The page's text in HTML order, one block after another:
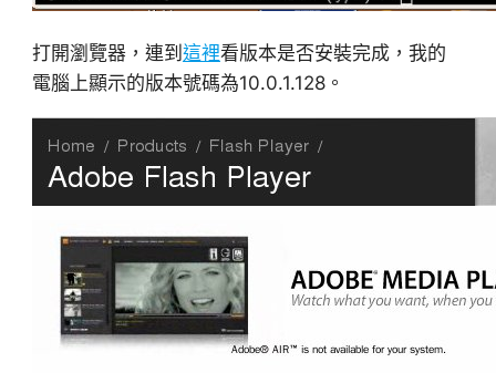
打開瀏覽器，連到 這裡看版本是否安裝完成，我的
電腦上顯示的版本號碼為10.0.1.128。